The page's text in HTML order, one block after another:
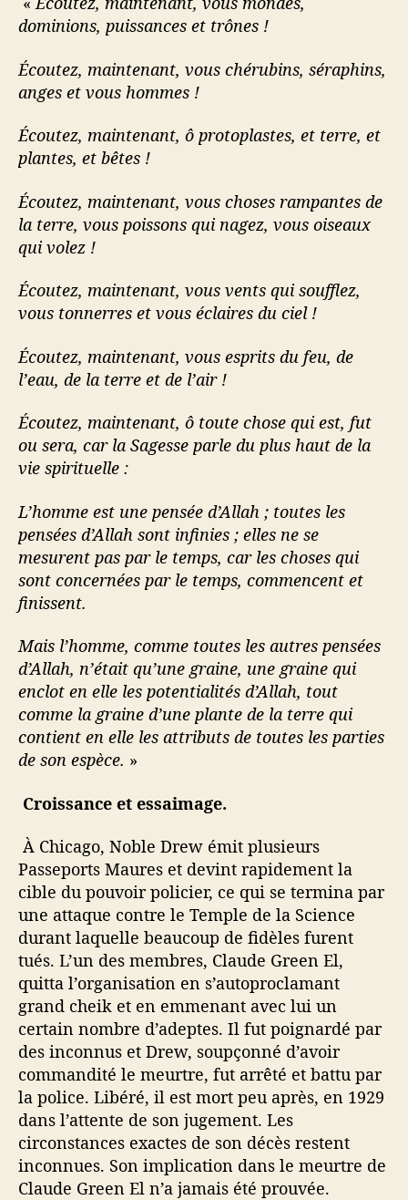
dominions, puissances et trônes !
Écoutez, maintenant, vous chérubins, séraphins,
anges et vous hommes !
Écoutez, maintenant, ô protoplastes, et terre, et
plantes, et bêtes !
Écoutez, maintenant, vous choses rampantes de
la terre, vous poissons qui nagez, vous oiseaux
qui volez !
Écoutez, maintenant, vous vents qui soufflez,
vous tonnerres et vous éclaires du ciel !
Écoutez, maintenant, vous esprits du feu, de
l’eau, de la terre et de l’air !
Écoutez, maintenant, ô toute chose qui est, fut
ou sera, car la Sagesse parle du plus haut de la
vie spirituelle :
L’homme est une pensée d’Allah ; toutes les
pensées d’Allah sont infinies ; elles ne se
mesurent pas par le temps, car les choses qui
sont concernées par le temps, commencent et
finissent.
Mais l’homme, comme toutes les autres pensées
d’Allah, n’était qu’une graine, une graine qui
enclot en elle les potentialités d’Allah, tout
comme la graine d’une plante de la terre qui
contient en elle les attributs de toutes les parties
de son espèce. »
Croissance et essaimage.
À Chicago, Noble Drew émit plusieurs
Passeports Maures et devint rapidement la
cible du pouvoir policier, ce qui se termina par
une attaque contre le Temple de la Science
durant laquelle beaucoup de fidèles furent
tués. L’un des membres, Claude Green El,
quitta l’organisation en s’autoproclamant
grand cheik et en emmenant avec lui un
certain nombre d’adeptes. Il fut poignardé par
des inconnus et Drew, soupçonné d’avoir
commandité le meurtre, fut arrêté et battu par
la police. Libéré, il est mort peu après, en 1929
dans l’attente de son jugement. Les
circonstances exactes de son décès restent
inconnues. Son implication dans le meurtre de
Claude Green El n’a jamais été prouvée.